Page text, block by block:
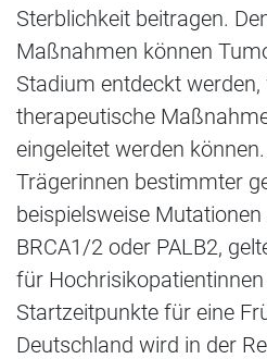
Sterblichkeit beitragen.
Maßnahmen können
Stadium entdeckt
therapeutische
eingeleitet werden
Trägerinnen bestimmter
beispielsweise
BRCA1/2 oder PALB2,
für
Startzeitpunkte für eine
Deutschland wird in der